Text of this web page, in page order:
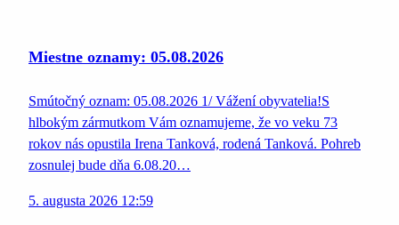
Miestne oznamy: 05.08.2026
Smútočný oznam: 05.08.2026 1/ Vážení obyvatelia!S
hlbokým zármutkom Vám oznamujeme, že vo veku 73
rokov nás opustila Irena Tanková, rodená Tanková. Pohreb
zosnulej bude dňa 6.08.20…
5. augusta 2026 12:59